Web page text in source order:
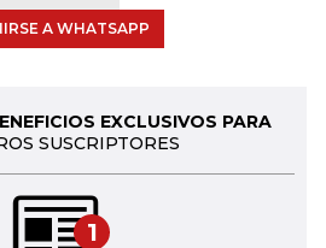
A WHATSAPP
EXCLUSIVOS PARA
SUSCRIPTORES
1